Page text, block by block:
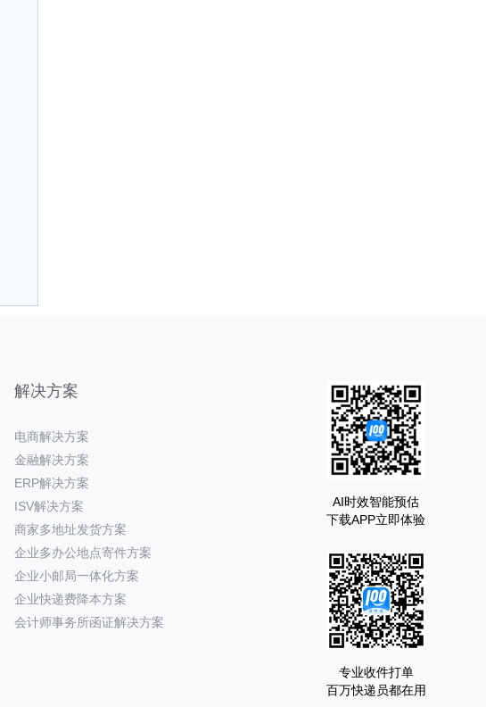
解决方案
电商解决方案
金融解决方案
ERP解决方案
ISV解决方案
商家多地址发货方案
企业多办公地点寄件方案
企业小邮局一体化方案
企业快递费降本方案
会计师事务所函证解决方案
AI时效智能预估
下载APP立即体验
专业收件打单
百万快递员都在用